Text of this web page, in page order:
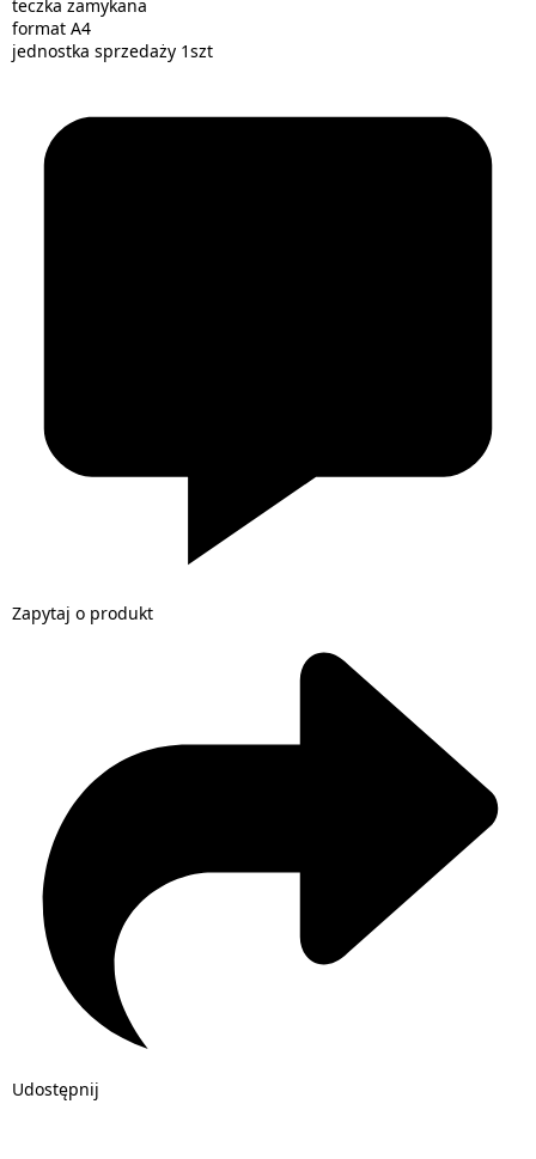
teczka zamykana
format A4
jednostka sprzedaży 1szt
Zapytaj o produkt
Udostępnij